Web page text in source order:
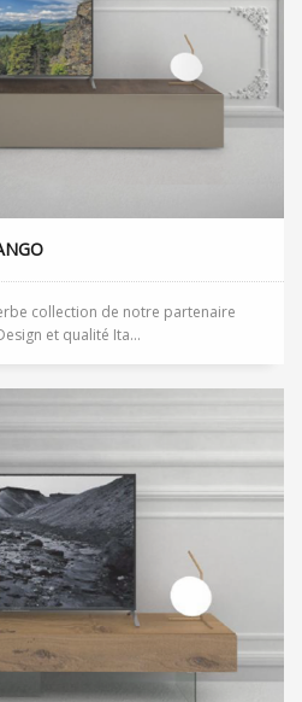
collection de notre partenaire
et qualité Ita...